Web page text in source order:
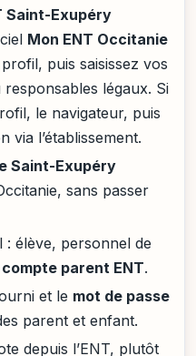
Saint-Exupéry
Mon ENT Occitanie
puis saisissez vos
légaux. Si
le navigateur, puis
via l’établissement.
Saint-Exupéry
sans passer
élève, personnel de
compte parent ENT.
et le mot de passe
parent et enfant.
depuis l’ENT, plutôt